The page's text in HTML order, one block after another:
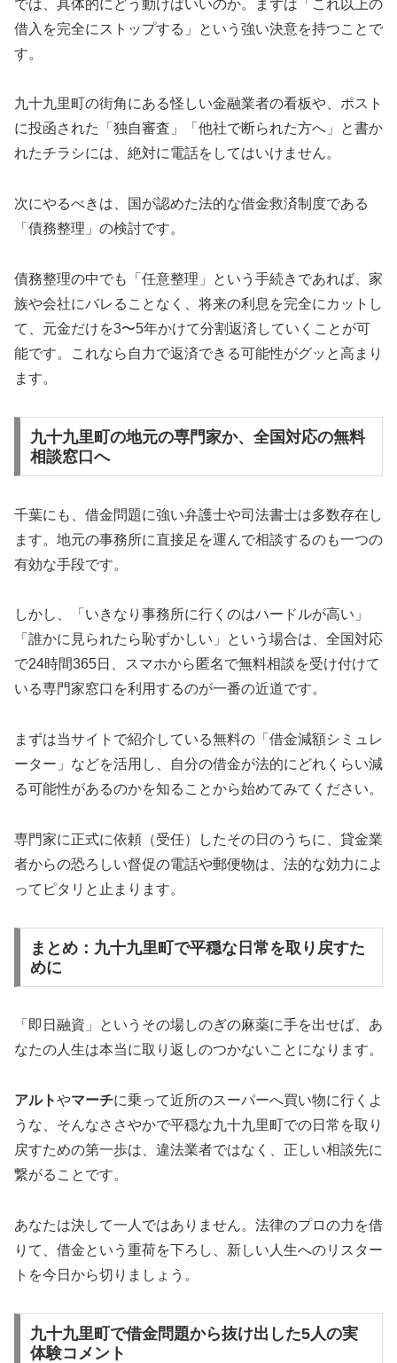
では、具体的にどう動けばいいのか。まずは「これ以上の
借入を完全にストップする」という強い決意を持つことで
す。
九十九里町の街角にある怪しい金融業者の看板や、ポスト
に投函された「独自審査」「他社で断られた方へ」と書か
れたチラシには、絶対に電話をしてはいけません。
次にやるべきは、国が認めた法的な借金救済制度である
「債務整理」の検討です。
債務整理の中でも「任意整理」という手続きであれば、家
族や会社にバレることなく、将来の利息を完全にカットし
て、元金だけを3〜5年かけて分割返済していくことが可
能です。これなら自力で返済できる可能性がグッと高まり
ます。
九十九里町の地元の専門家か、全国対応の無料
相談窓口へ
千葉にも、借金問題に強い弁護士や司法書士は多数存在し
ます。地元の事務所に直接足を運んで相談するのも一つの
有効な手段です。
しかし、「いきなり事務所に行くのはハードルが高い」
「誰かに見られたら恥ずかしい」という場合は、全国対応
で24時間365日、スマホから匿名で無料相談を受け付けて
いる専門家窓口を利用するのが一番の近道です。
まずは当サイトで紹介している無料の「借金減額シミュレ
ーター」などを活用し、自分の借金が法的にどれくらい減
る可能性があるのかを知ることから始めてみてください。
専門家に正式に依頼（受任）したその日のうちに、貸金業
者からの恐ろしい督促の電話や郵便物は、法的な効力によ
ってピタリと止まります。
まとめ：九十九里町で平穏な日常を取り戻すた
めに
「即日融資」というその場しのぎの麻薬に手を出せば、あ
なたの人生は本当に取り返しのつかないことになります。
アルトやマーチに乗って近所のスーパーへ買い物に行くよ
うな、そんなささやかで平穏な九十九里町での日常を取り
戻すための第一歩は、違法業者ではなく、正しい相談先に
繋がることです。
あなたは決して一人ではありません。法律のプロの力を借
りて、借金という重荷を下ろし、新しい人生へのリスター
トを今日から切りましょう。
九十九里町で借金問題から抜け出した5人の実
体験コメント